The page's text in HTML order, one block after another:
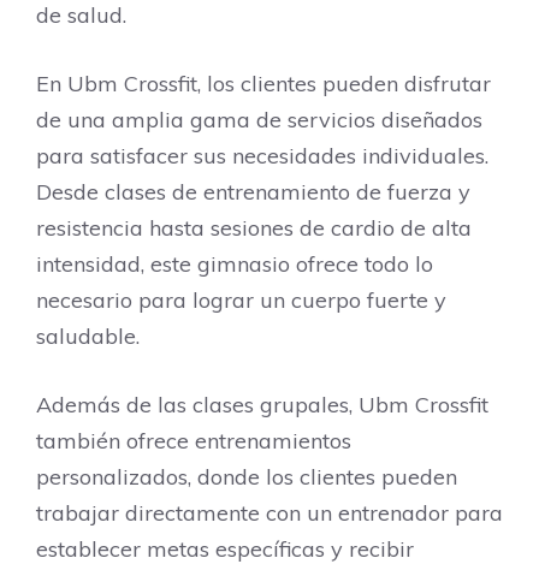
de salud.
En Ubm Crossfit, los clientes pueden disfrutar
de una amplia gama de servicios diseñados
para satisfacer sus necesidades individuales.
Desde clases de entrenamiento de fuerza y
resistencia hasta sesiones de cardio de alta
intensidad, este gimnasio ofrece todo lo
necesario para lograr un cuerpo fuerte y
saludable.
Además de las clases grupales, Ubm Crossfit
también ofrece entrenamientos
personalizados, donde los clientes pueden
trabajar directamente con un entrenador para
establecer metas específicas y recibir